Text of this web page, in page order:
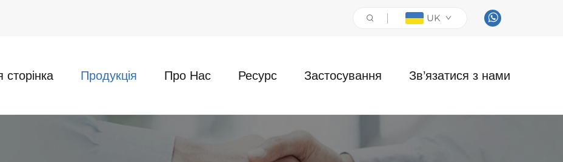
UK
Продукція Про Нас Ресурс Застосування Зв’язатися з нами